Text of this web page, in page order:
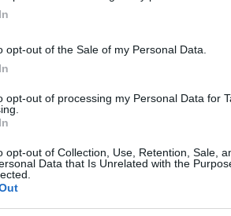
opt-out of the Sale of my Personal Data.
opt-out of processing my Personal Data for
opt-out of Collection, Use, Retention, Sale,
Data that Is Unrelated with the
követően már a 2. helyen
a szintén 100. futamát